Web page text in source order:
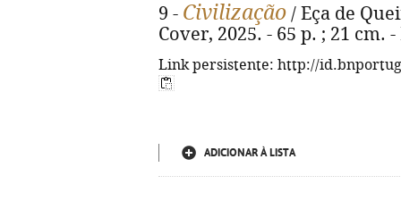
9 - Civilização / Eça de
Cover, 2025. - 65 p. ; 21 cm.
Link persistente: http://
ADICIONAR À LISTA